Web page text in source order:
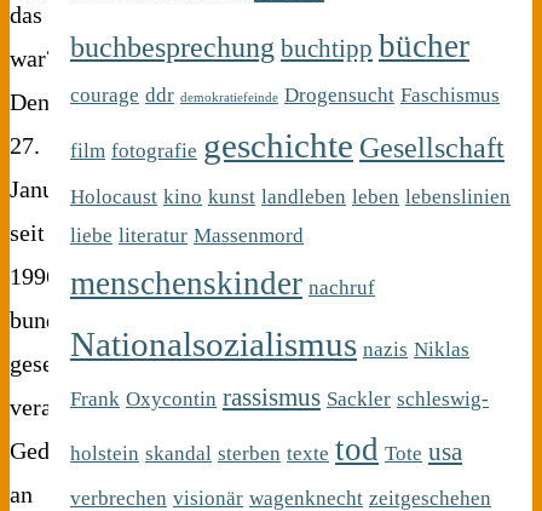
das
war?
Den
27.
Januar,
seit
1996
bundesweit
gesetzlich
verankerter
Gedenktag
an
buchbesprechung buchtipp bücher
courage ddr demokratiefeinde Drogensucht Faschismus
film fotografie geschichte Gesellschaft
Holocaust kino kunst landleben leben lebenslinien
liebe literatur Massenmord
menschenskinder nachruf
Nationalsozialismus nazis Niklas
Frank Oxycontin rassismus Sackler schleswig-
holstein skandal sterben texte tod Tote usa
verbrechen visionär wagenknecht zeitgeschehen